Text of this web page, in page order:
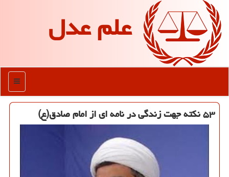
علم عدل
منو
۵۳ نكته جهت زندگی در نامه ای از امام صادق(ع)